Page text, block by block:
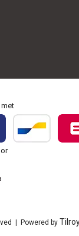
| Powered by